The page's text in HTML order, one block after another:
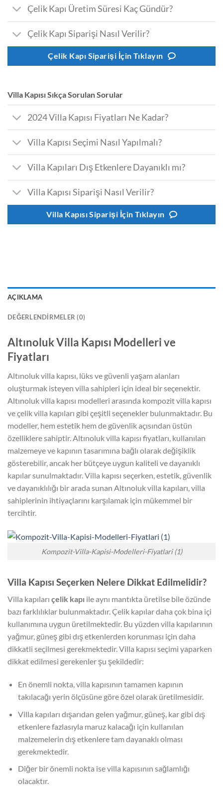
Çelik Kapı Üretim Süresi Kaç Gündür?
Çelik Kapı Siparişi Nasıl Verilir?
Çelik Kapı Siparişi İçin Tıklayın
Villa Kapısı Sıkça Sorulan Sorular
2024 Villa Kapısı Fiyatları Ne Kadar?
Villa Kapısı Seçimi Nasıl Yapılmalı?
Villa Kapıları Dış Etkenlere Dayanıklı mı?
Villa Kapısı Siparişi Nasıl Verilir?
Villa Kapısı Siparişi İçin Tıklayın
AÇIKLAMA
DEĞERLENDIRMELER (0)
Altınoluk Villa Kapısı Modelleri ve
Fiyatları
Altınoluk villa kapısı, lüks ve güvenli yaşam alanları
oluşturmak isteyen villa sahipleri için ideal bir seçenektir.
Altınoluk villa kapısı modelleri arasında kompozit villa kapısı
ve çelik villa kapıları gibi çeşitli seçenekler bulunmaktadır. Bu
modeller, hem estetik hem de güvenlik açısından üstün
özelliklere sahiptir. Altınoluk villa kapısı fiyatları, kullanılan
malzemeye ve kapının tasarımına bağlı olarak değişiklik
gösterebilir, ancak her bütçeye uygun kaliteli ve dayanıklı
kapılar sunulmaktadır. Villa kapısı seçerken, estetik, güvenlik
ve dayanıklılığı bir arada sunan Altınoluk villa kapıları, villa
sahiplerinin ihtiyaçlarını karşılamak için mükemmel bir
tercihtir.
Kompozit-Villa-Kapisi-Modelleri-Fiyatlari (1)
Villa Kapısı Seçerken Nelere Dikkat Edilmelidir?
Villa kapıları çelik kapı ile aynı mantıkta üretilse bile özünde
bazı farklılıklar bulunmaktadır. Çelik kapılar daha çok bina içi
kullanımına uygun üretilmektedir. Bu yüzden villa kapılarının
yağmur, güneş gibi dış etkenlerden korunması için daha
dikkatli seçilmesi gerekmektedir. Villa kapısı seçimi yaparken
dikkat edilmesi gerekenler şu şekildedir:
En önemli nokta, villa kapısının tamamen kapının
takılacağı yerin ölçüsüne göre özel olarak üretilmesidir.
Villa kapıları dışarıdan gelen yağmur, güneş, kar gibi dış
etkenlere fazlasıyla maruz kalacağı için kullanılan
malzemelerin dış etkenlere tam dayanaklı olması
gerekmektedir.
Diğer bir önemli nokta ise villa kapısının sağlamlığı
olacaktır.